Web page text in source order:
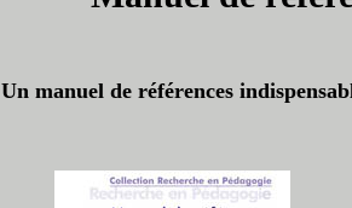
Un manuel de références